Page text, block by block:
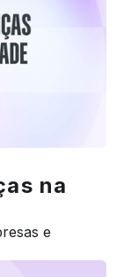
na
e